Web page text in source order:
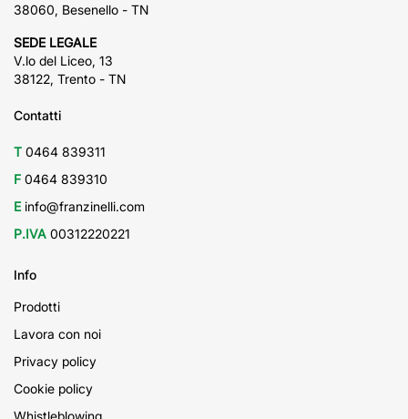
38060, Besenello - TN
SEDE LEGALE
V.lo del Liceo, 13
38122, Trento - TN
Contatti
T 0464 839311
F 0464 839310
E info@franzinelli.com
P.IVA 00312220221
Info
Prodotti
Lavora con noi
Privacy policy
Cookie policy
Whistleblowing